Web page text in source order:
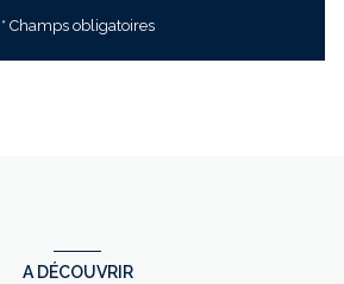
* Champs obligatoires
A DÉCOUVRIR